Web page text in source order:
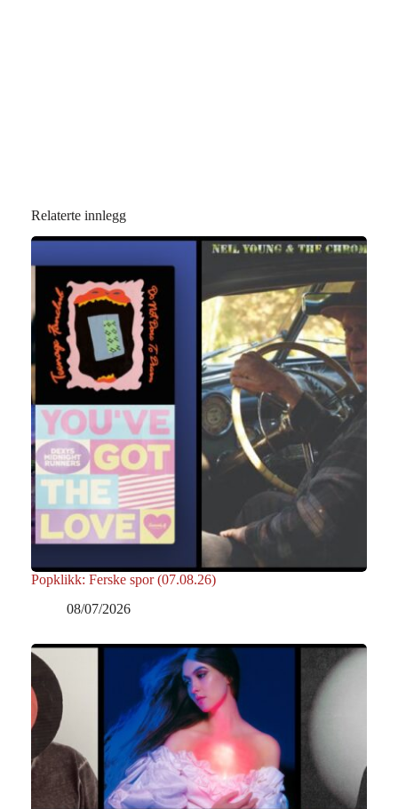
Relaterte innlegg
Popklikk: Ferske spor (07.08.26)
08/07/2026